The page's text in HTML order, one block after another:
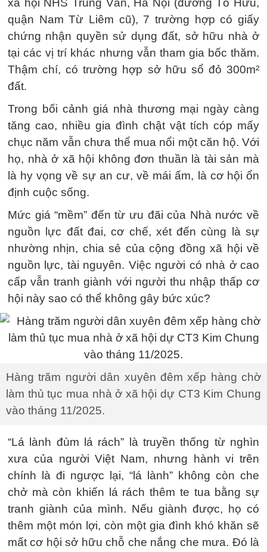
xã hội NHS Trung Văn, Hà Nội (đường Tố Hữu,
quận Nam Từ Liêm cũ), 7 trường hợp có giấy
chứng nhận quyền sử dụng đất, sở hữu nhà ở
tại các vị trí khác nhưng vẫn tham gia bốc thăm.
Thậm chí, có trường hợp sở hữu sổ đỏ 300m²
đất.
Trong bối cảnh giá nhà thương mại ngày càng
tăng cao, nhiều gia đình chật vật tích cóp mấy
chục năm vẫn chưa thể mua nổi một căn hộ. Với
họ, nhà ở xã hội không đơn thuần là tài sản mà
là hy vọng về sự an cư, về mái ấm, là cơ hội ổn
định cuộc sống.
Mức giá “mềm” đến từ ưu đãi của Nhà nước về
nguồn lực đất đai, cơ chế, xét đến cùng là sự
nhường nhịn, chia sẻ của cộng đồng xã hội về
nguồn lực, tài nguyên. Việc người có nhà ở cao
cấp vẫn tranh giành với người thu nhập thấp cơ
hội này sao có thể không gây bức xúc?
Hàng trăm người dân xuyên đêm xếp hàng chờ
làm thủ tục mua nhà ở xã hội dự CT3 Kim Chung
vào tháng 11/2025.
“Lá lành đùm lá rách” là truyền thống từ nghìn
xưa của người Việt Nam, nhưng hành vi trên
chính là đi ngược lại, “lá lành” không còn che
chở mà còn khiến lá rách thêm te tua bằng sự
tranh giành của mình. Nếu giành được, họ có
thêm một món lợi, còn một gia đình khó khăn sẽ
mất cơ hội sở hữu chỗ che nắng che mưa. Đó là